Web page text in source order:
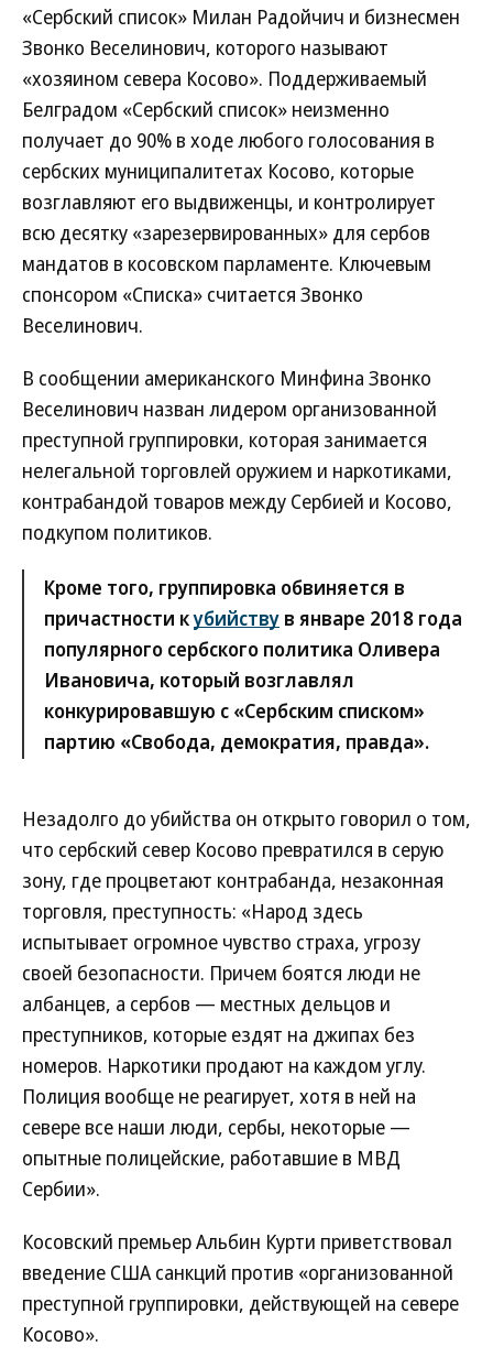
«Сербский список» Милан Радойчич и бизнесмен
Звонко Веселинович, которого называют
«хозяином севера Косово». Поддерживаемый
Белградом «Сербский список» неизменно
получает до 90% в ходе любого голосования в
сербских муниципалитетах Косово, которые
возглавляют его выдвиженцы, и контролирует
всю десятку «зарезервированных» для сербов
мандатов в косовском парламенте. Ключевым
спонсором «Списка» считается Звонко
Веселинович.
В сообщении американского Минфина Звонко
Веселинович назван лидером организованной
преступной группировки, которая занимается
нелегальной торговлей оружием и наркотиками,
контрабандой товаров между Сербией и Косово,
подкупом политиков.
Кроме того, группировка обвиняется в
причастности кубийству в январе 2018 года
популярного сербского политика Оливера
Ивановича, который возглавлял
конкурировавшую с «Сербским списком»
партию «Свобода, демократия, правда».
Незадолго до убийства он открыто говорил о том,
что сербский север Косово превратился в серую
зону, где процветают контрабанда, незаконная
торговля, преступность: «Народ здесь
испытывает огромное чувство страха, угрозу
своей безопасности. Причем боятся люди не
албанцев, а сербов — местных дельцов и
преступников, которые ездят на джипах без
номеров. Наркотики продают на каждом углу.
Полиция вообще не реагирует, хотя в ней на
севере все наши люди, сербы, некоторые —
опытные полицейские, работавшие в МВД
Сербии».
Косовский премьер Альбин Курти приветствовал
введение США санкций против «организованной
преступной группировки, действующей на севере
Косово».